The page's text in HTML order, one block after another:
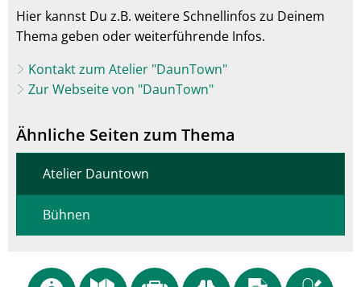
Hier kannst Du z.B. weitere Schnellinfos zu Deinem
Thema geben oder weiterführende Infos.
Kontakt zum Atelier "DaunTown"
Zur Webseite von "DaunTown"
Ähnliche Seiten zum Thema
Atelier Dauntown
Bühnen